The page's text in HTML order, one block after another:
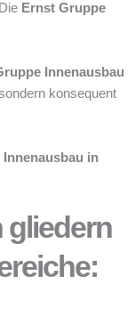
Ernst Gruppe
Innenausbau
konsequent
in
gliedern